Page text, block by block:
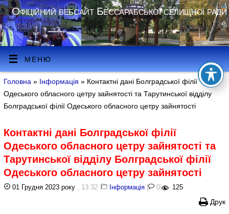
Офіційний вебсайт Бессарабської селищної ради
МЕНЮ
Головна » Інформація » Контактні дані Болградської філії
Одеського обласного цетру зайнятості та Тарутинської відділу
Болградської філії Одеського обласного цетру зайнятості
Контактні дані Болградської філії
Одеського обласного цетру зайнятості та
Тарутинської відділу Болградської філії
Одеського обласного цетру зайнятості
01 Грудня 2023 року , 13:32 | Інформація | 0 | 125
Друк